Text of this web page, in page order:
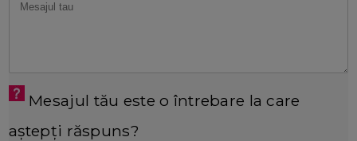
Mesajul tău este o întrebare la care
aștepți răspuns?